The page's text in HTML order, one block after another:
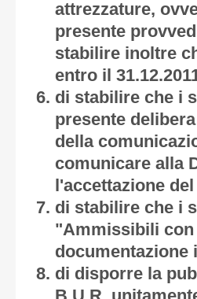
attrezzature,
presente
stabilire inoltre
entro il
di stabilire che i
presente
della
comunicare alla
l'accettazione
di stabilire che i
"Ammissibili
documentazione
di disporre la